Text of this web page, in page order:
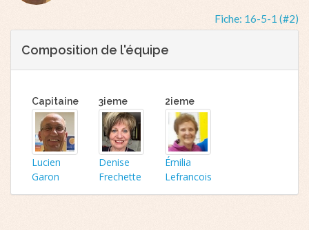
Fiche: 16-5-1 (#2)
Composition de l'équipe
Capitaine
Lucien
Garon
3ieme
Denise
Frechette
2ieme
Émilia
Lefrancois